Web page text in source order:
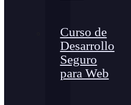
Curso de
Desarrollo
Seguro
para Web